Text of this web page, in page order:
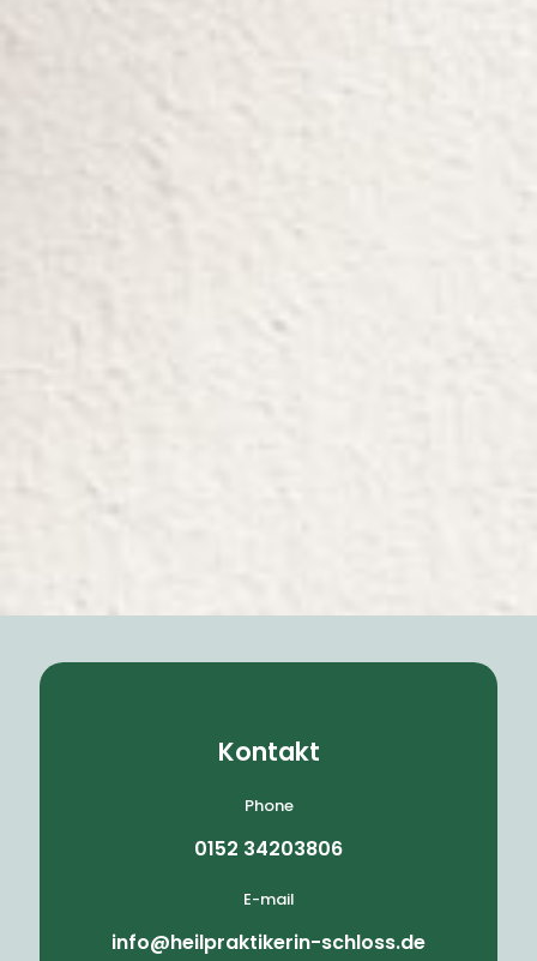
Kontakt
Phone
0152 34203806
E-mail
info@heilpraktikerin-schloss.de